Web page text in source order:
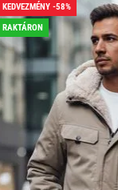
KEDVEZMÉNY -58%
RAKTÁRON